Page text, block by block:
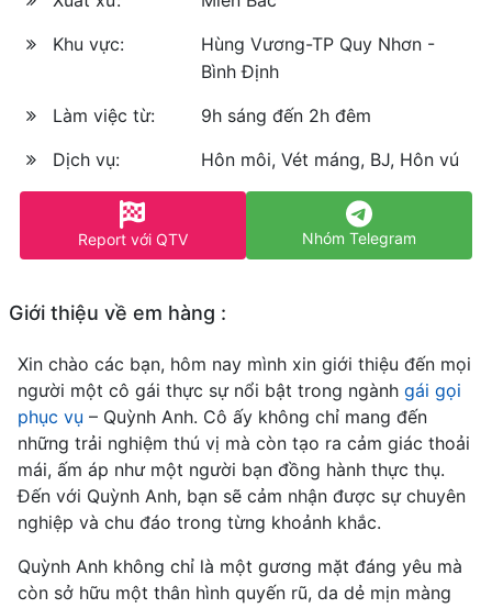
Khu vực:
Hùng Vương-TP Quy Nhơn -
Bình Định
Làm việc từ:
9h sáng đến 2h đêm
Dịch vụ:
Hôn môi, Vét máng, BJ, Hôn vú
Report với QTV Nhóm Telegram
Giới thiệu về em hàng :
Xin chào các bạn, hôm nay mình xin giới thiệu đến mọi
người một cô gái thực sự nổi bật trong ngành gái gọi
phục vụ – Quỳnh Anh. Cô ấy không chỉ mang đến
những trải nghiệm thú vị mà còn tạo ra cảm giác thoải
mái, ấm áp như một người bạn đồng hành thực thụ.
Đến với Quỳnh Anh, bạn sẽ cảm nhận được sự chuyên
nghiệp và chu đáo trong từng khoảnh khắc.
Quỳnh Anh không chỉ là một gương mặt đáng yêu mà
còn sở hữu một thân hình quyến rũ, da dẻ mịn màng